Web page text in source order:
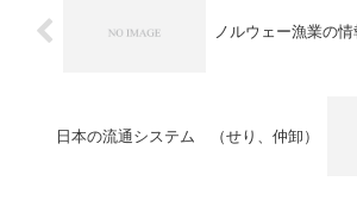
ノルウェー漁業の情
日本の流通システム （せり、仲卸）